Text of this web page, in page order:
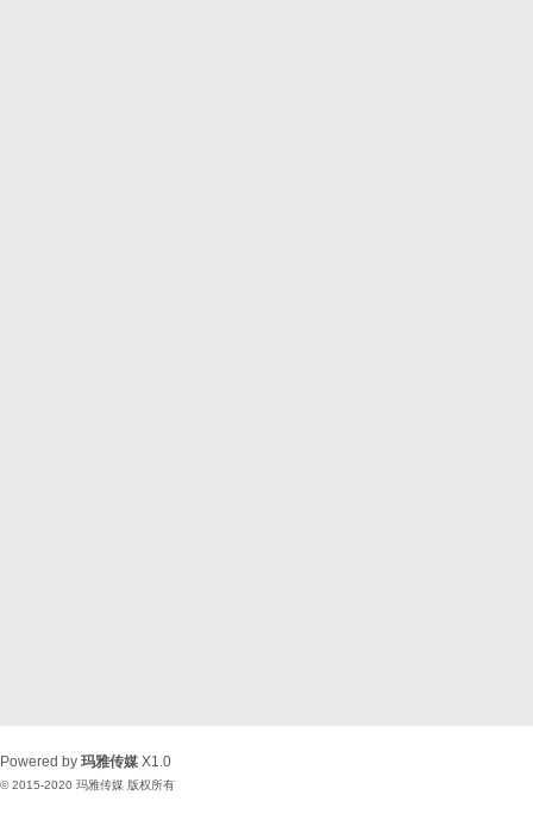
Powered by 玛雅传媒 X1.0
© 2015-2020 玛雅传媒 版权所有